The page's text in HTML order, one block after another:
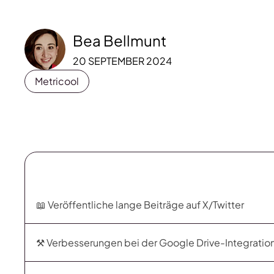
Bea Bellmunt
20 SEPTEMBER 2024
Metricool
📖 Veröffentliche lange Beiträge auf X/Twitter
⚒️ Verbesserungen bei der Google Drive-